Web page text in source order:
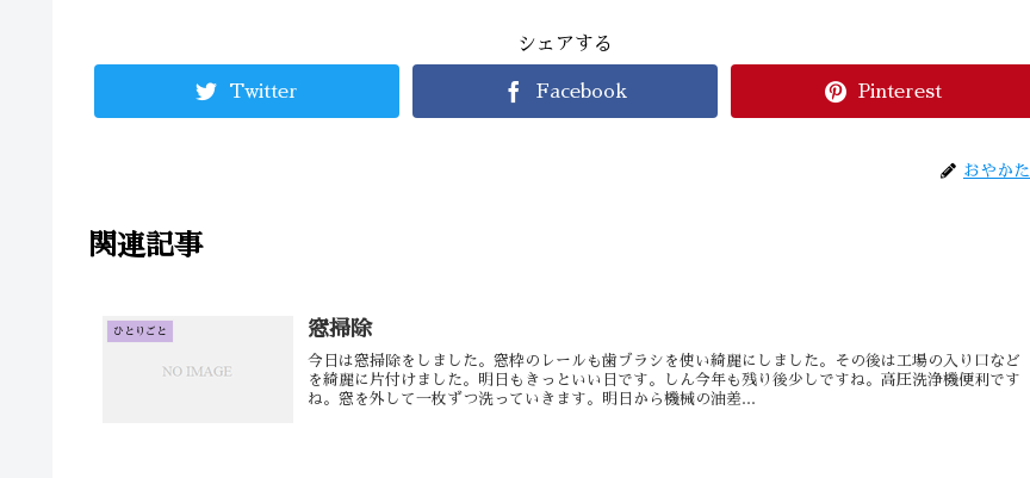
シェアする
Twitter Facebook Pinterest
おやかた
関連記事
ひとりごと 窓掃除
今日は窓掃除をしました。窓枠のレールも歯ブラシを使い綺麗にしました。その後は工場の入り口など
を綺麗に片付けました。明日もきっといい日です。しん今年も残り後少しですね。高圧洗浄機便利です
ね。窓を外して一枚ずつ洗っていきます。明日から機械の油差...